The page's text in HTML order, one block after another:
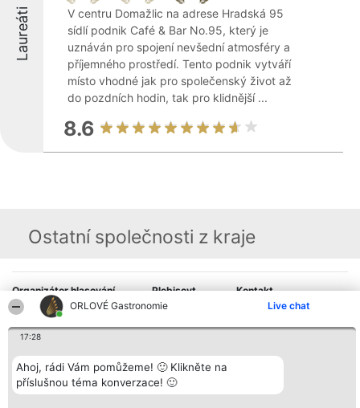
ORLOVÉ Gastronomie Live chat
17:28
Ahoj, rádi Vám pomůžeme! 🙂 Klikněte na
příslušnou téma konverzace! 🙂
Laureáti
V centru Domažlic na adrese Hradská 95
sídlí podnik Café & Bar No.95, který je
uznáván pro spojení nevšední atmosféry a
příjemného prostředí. Tento podnik vytváří
místo vhodné jak pro společenský život až
do pozdních hodin, tak pro klidnější ...
8.6
Ostatní společnosti z kraje
Organizátor hlasování
Bright Side Solutions sp. z o.
o. sp. k.
ul. Ruska 22
Wrocław 50-079
381313360 | NIP 8943132676
Plebiscyt
Vítězové
laureátů
Zásady
ochrany
osobních údajů
Kontakt